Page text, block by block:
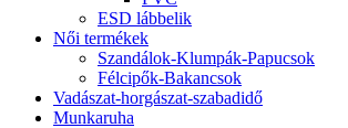
ESD lábbelik
Női termékek
Szandálok-Klumpák-Papucsok
Félcipők-Bakancsok
Vadászat-horgászat-szabadidő
Munkaruha